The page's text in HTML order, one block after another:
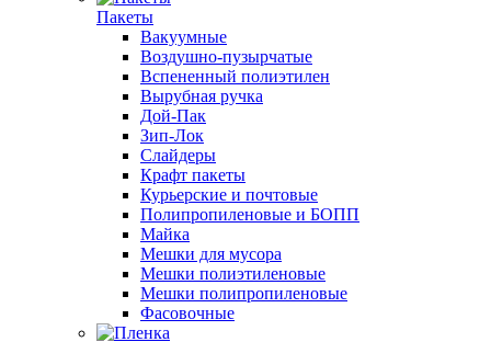
Пакеты
Вакуумные
Воздушно-пузырчатые
Вспененный полиэтилен
Вырубная ручка
Дой-Пак
Зип-Лок
Слайдеры
Крафт пакеты
Курьерские и почтовые
Полипропиленовые и БОПП
Майка
Мешки для мусора
Мешки полиэтиленовые
Мешки полипропиленовые
Фасовочные